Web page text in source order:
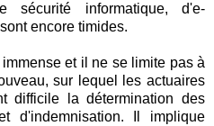
sécurité informatique, d'e-
encore timides.
et il ne se limite pas à
sur lequel les actuaires
difficile la détermination des
d'indemnisation. Il implique